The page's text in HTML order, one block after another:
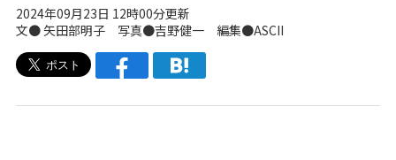
2024年09月23日 12時00分更新
文● 矢田部明子 写真●吉野健一 編集●ASCII